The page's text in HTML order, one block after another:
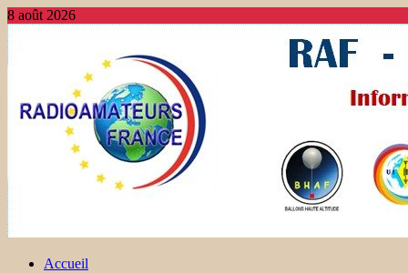
8 août 2026
Accueil